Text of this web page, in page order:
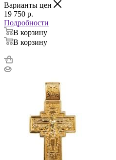
Варианты цен
19 750 p.
Подробности
В корзину
В корзину